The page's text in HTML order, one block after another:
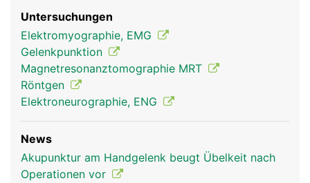
Untersuchungen
Elektromyographie, EMG
Gelenkpunktion
Magnetresonanztomographie MRT
Röntgen
Elektroneurographie, ENG
News
Akupunktur am Handgelenk beugt Übelkeit nach
Operationen vor